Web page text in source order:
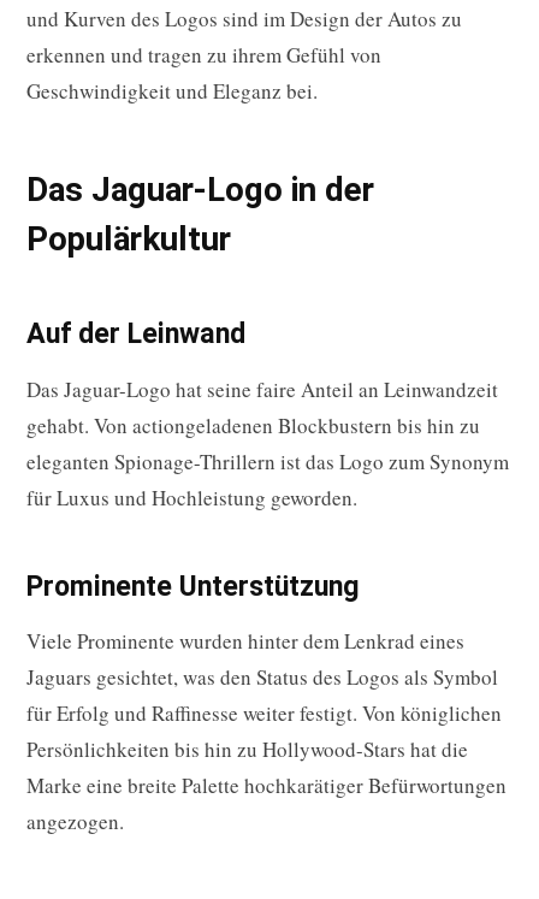
und Kurven des Logos sind im Design der Autos zu
erkennen und tragen zu ihrem Gefühl von
Geschwindigkeit und Eleganz bei.
Das Jaguar-Logo in der
Populärkultur
Auf der Leinwand
Das Jaguar-Logo hat seine faire Anteil an Leinwandzeit
gehabt. Von actiongeladenen Blockbustern bis hin zu
eleganten Spionage-Thrillern ist das Logo zum Synonym
für Luxus und Hochleistung geworden.
Prominente Unterstützung
Viele Prominente wurden hinter dem Lenkrad eines
Jaguars gesichtet, was den Status des Logos als Symbol
für Erfolg und Raffinesse weiter festigt. Von königlichen
Persönlichkeiten bis hin zu Hollywood-Stars hat die
Marke eine breite Palette hochkarätiger Befürwortungen
angezogen.